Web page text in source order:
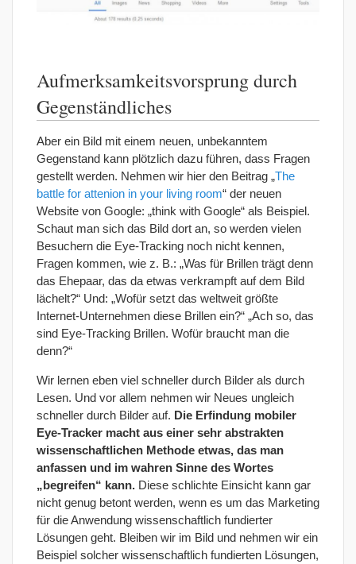
Aufmerksamkeitsvorsprung durch
Gegenständliches
Aber ein Bild mit einem neuen, unbekanntem
Gegenstand kann plötzlich dazu führen, dass Fragen
gestellt werden. Nehmen wir hier den Beitrag „The
battle for attenion in your living room“ der neuen
Website von Google: „think with Google“ als Beispiel.
Schaut man sich das Bild dort an, so werden vielen
Besuchern die Eye-Tracking noch nicht kennen,
Fragen kommen, wie z. B.: „Was für Brillen trägt denn
das Ehepaar, das da etwas verkrampft auf dem Bild
lächelt?“ Und: „Wofür setzt das weltweit größte
Internet-Unternehmen diese Brillen ein?“ „Ach so, das
sind Eye-Tracking Brillen. Wofür braucht man die
denn?“
Wir lernen eben viel schneller durch Bilder als durch
Lesen. Und vor allem nehmen wir Neues ungleich
schneller durch Bilder auf. Die Erfindung mobiler
Eye-Tracker macht aus einer sehr abstrakten
wissenschaftlichen Methode etwas, das man
anfassen und im wahren Sinne des Wortes
„begreifen“ kann. Diese schlichte Einsicht kann gar
nicht genug betont werden, wenn es um das Marketing
für die Anwendung wissenschaftlich fundierter
Lösungen geht. Bleiben wir im Bild und nehmen wir ein
Beispiel solcher wissenschaftlich fundierten Lösungen,